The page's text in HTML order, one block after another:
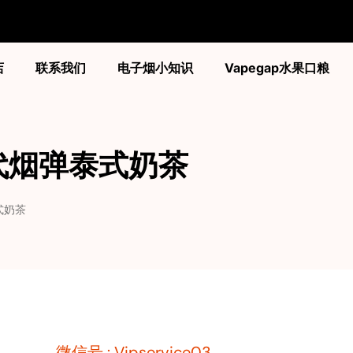
联系我们 电子烟小知识 Vapegap水果口粮
弹泰式奶茶
奶茶